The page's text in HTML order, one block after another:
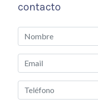
contacto